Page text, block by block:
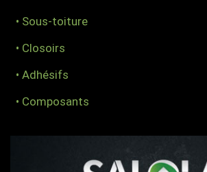
• Sous-toiture
• Closoirs
• Adhésifs
• Composants